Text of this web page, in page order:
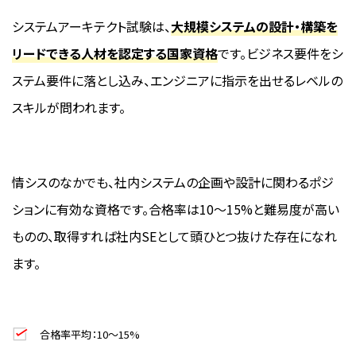
システムアーキテクト試験は、大規模システムの設計・構築を
リードできる人材を認定する国家資格です。ビジネス要件をシ
ステム要件に落とし込み、エンジニアに指示を出せるレベルの
スキルが問われます。
情シスのなかでも、社内システムの企画や設計に関わるポジ
ションに有効な資格です。合格率は10〜15%と難易度が高い
ものの、取得すれば社内SEとして頭ひとつ抜けた存在になれ
ます。
合格率平均：10〜15%